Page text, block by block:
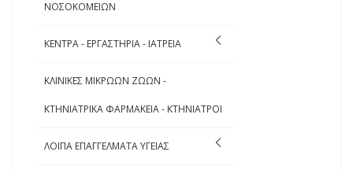
ΝΟΣΟΚΟΜΕΙΩΝ
ΚΕΝΤΡΑ - ΕΡΓΑΣΤΗΡΙΑ - ΙΑΤΡΕΙΑ
ΚΛΙΝΙΚΕΣ ΜΙΚΡΩΩΝ ΖΩΩΝ -
ΚΤΗΝΙΑΤΡΙΚΑ ΦΑΡΜΑΚΕΙΑ - ΚΤΗΝΙΑΤΡΟΙ
ΛΟΙΠΑ ΕΠΑΓΓΕΛΜΑΤΑ ΥΓΕΙΑΣ